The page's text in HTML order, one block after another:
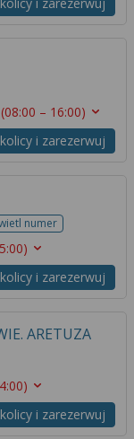
(08:00 – 16:00)
i zarezerwuj
numer
i zarezerwuj
ARETUZA
i zarezerwuj